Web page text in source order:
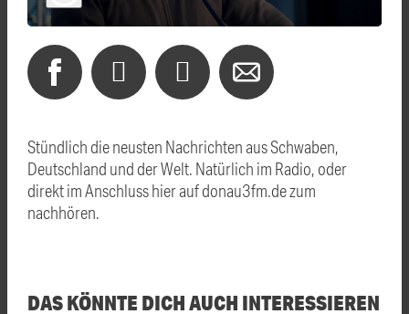
Stündlich die neusten Nachrichten aus Schwaben,
Deutschland und der Welt. Natürlich im Radio, oder
direkt im Anschluss hier auf donau3fm.de zum
nachhören.
DAS KÖNNTE DICH AUCH INTERESSIEREN